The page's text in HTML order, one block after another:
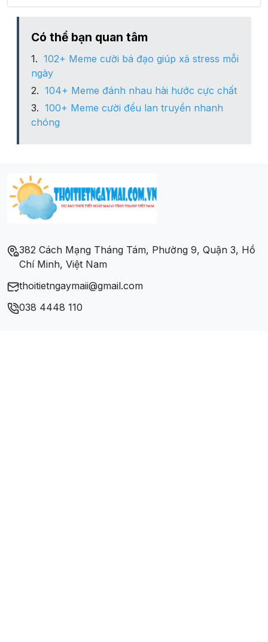
Có thể bạn quan tâm
102+ Meme cười bá đạo giúp xả stress mỗi
ngày
104+ Meme đánh nhau hài hước cực chất
100+ Meme cười đểu lan truyền nhanh
chóng
382 Cách Mạng Tháng Tám, Phường 9, Quận 3, Hồ
Chí Minh, Việt Nam
thoitietngaymaii@gmail.com
038 4448 110